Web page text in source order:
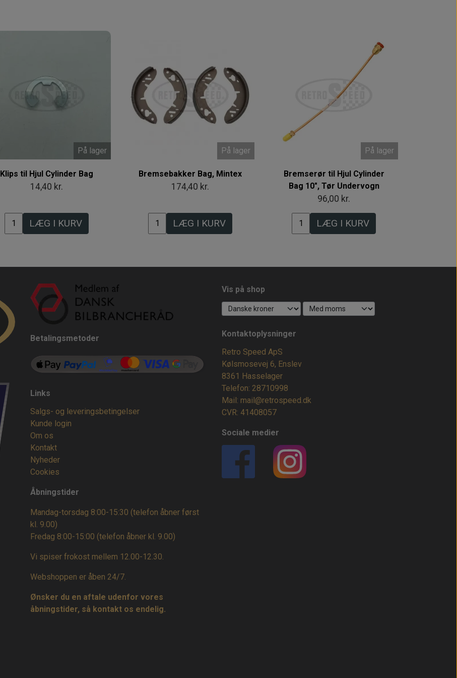
På lager
Klips til Hjul Cylinder Bag
14,40 kr.
LÆG I KURV
På lager
Bremsebakker Bag, Mintex
174,40 kr.
LÆG I KURV
På lager
Bremserør til Hjul Cylinder
Bag 10", Tør Undervogn
96,00 kr.
LÆG I KURV
Betalingsmetoder
Links
Salgs- og leveringsbetingelser
Kunde login
Om os
Kontakt
Nyheder
Cookies
Åbningstider
Mandag-torsdag 8:00-15:30 (telefon åbner først
kl. 9.00)
Fredag 8:00-15:00 (telefon åbner kl. 9.00)
Vi spiser frokost mellem 12.00-12.30.
Webshoppen er åben 24/7.
Ønsker du en aftale udenfor vores
åbningstider, så kontakt os endelig.
Vis på shop
Kontaktoplysninger
Retro Speed ApS
Kølsmosevej 6, Enslev
8361 Hasselager
Telefon: 28710998
Mail: mail@retrospeed.dk
CVR: 41408057
Sociale medier